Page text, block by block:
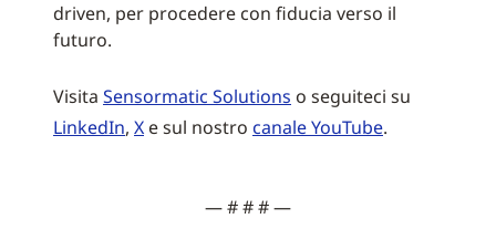
driven, per procedere con fiducia verso il
futuro.
Visita Sensormatic Solutions o seguiteci su
LinkedIn, X e sul nostro canale YouTube.
— # # # —